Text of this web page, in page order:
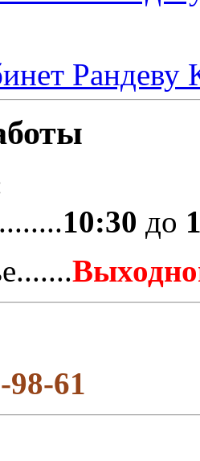
Рандеву
10:30 до
98-61